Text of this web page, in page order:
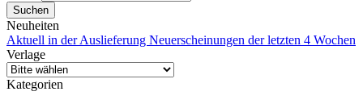
Neuheiten
Aktuell in der Auslieferung Neuerscheinungen der letzten 4 Wochen
Verlage
Kategorien